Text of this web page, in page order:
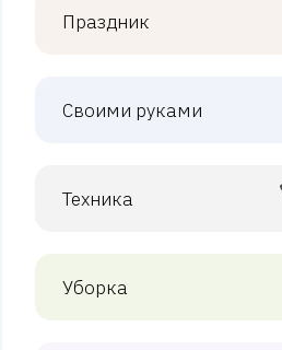
Праздник
Своими руками
Техника
Уборка